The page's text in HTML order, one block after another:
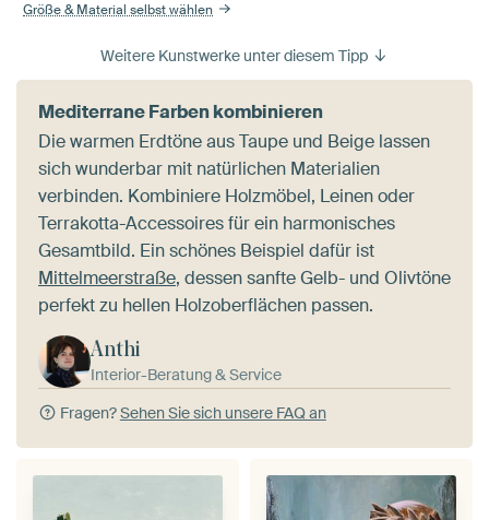
Größe & Material selbst wählen
Weitere Kunstwerke unter diesem Tipp
Mediterrane Farben kombinieren
Die warmen Erdtöne aus Taupe und Beige lassen
sich wunderbar mit natürlichen Materialien
verbinden. Kombiniere Holzmöbel, Leinen oder
Terrakotta-Accessoires für ein harmonisches
Gesamtbild. Ein schönes Beispiel dafür ist
Mittelmeerstraße, dessen sanfte Gelb- und Olivtöne
perfekt zu hellen Holzoberflächen passen.
Anthi
Interior-Beratung & Service
Fragen?Sehen Sie sich unsere FAQ an